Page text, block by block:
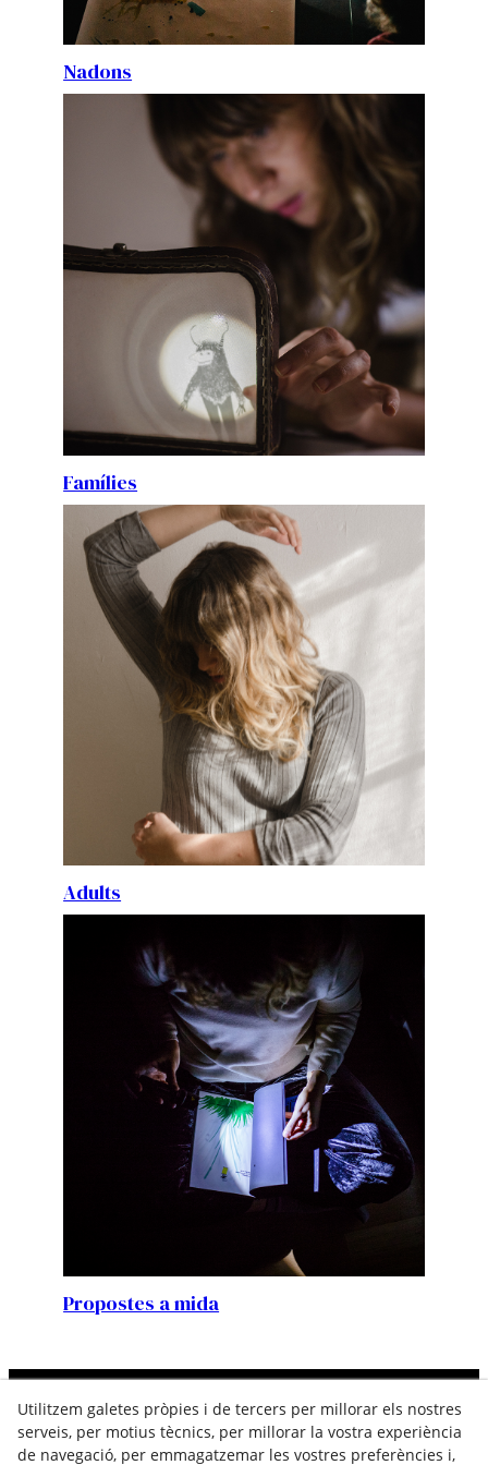
Nadons
Famílies
Adults
Propostes a mida
Contacta
Utilitzem galetes pròpies i de tercers per millorar els nostres
serveis, per motius tècnics, per millorar la vostra experiència
de navegació, per emmagatzemar les vostres preferències i,